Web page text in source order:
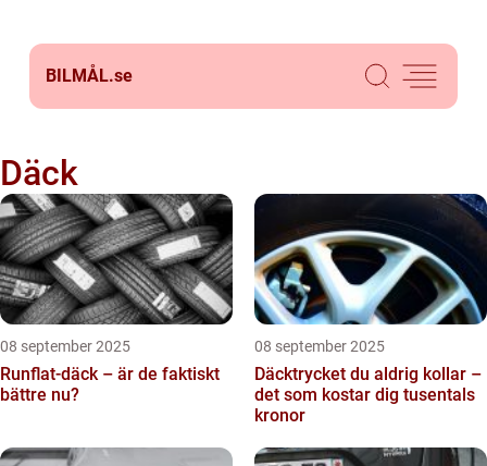
BILMÅL.se
Däck
08 september 2025
Runflat-däck – är de faktiskt
bättre nu?
08 september 2025
Däcktrycket du aldrig kollar –
det som kostar dig tusentals
kronor